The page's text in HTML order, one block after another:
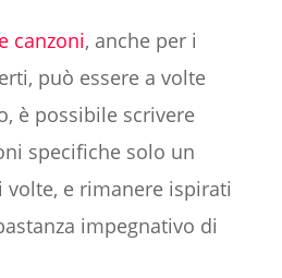
canzoni, anche per i
può essere a volte
è possibile scrivere
specifiche solo un
e rimanere ispirati
impegnativo di